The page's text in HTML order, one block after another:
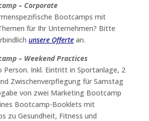
– Corporate
Bootcamps mit
für Ihr Unternehmen? Bitte
unsere Offertean.
– Weekend Practices
Person. Inkl. Eintritt in Sportanlage, 2
Zwischenverpflegung für Samstag
von zwei Marketing Bootcamp
Bootcamp-Booklets mit
zu Gesundheit, Fitness und